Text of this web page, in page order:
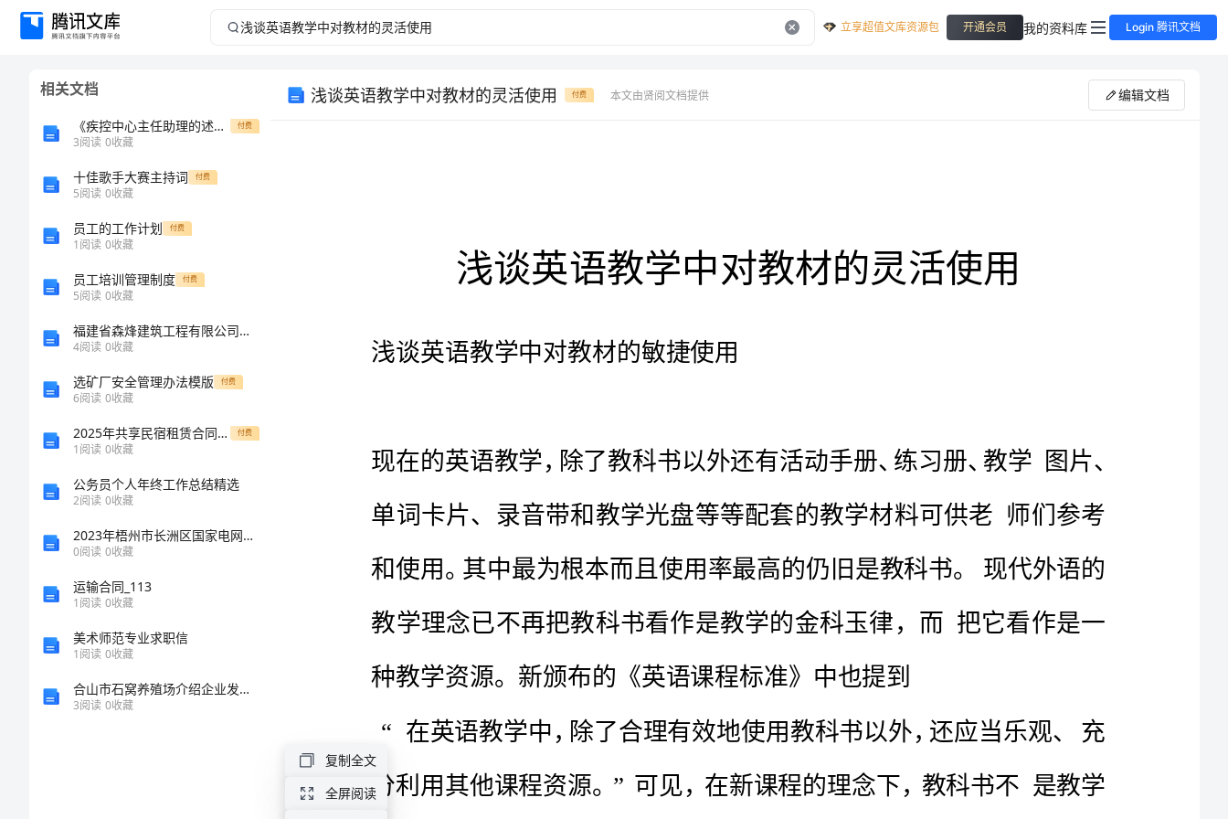
浅
立享超值文库资源包 开通会员 我的资料库 Login 腾讯文档
相关文档
《疾控中心主任助理的述职报告范文》 付费
3阅读 0收藏
十佳歌手大赛主持词 付费
5阅读 0收藏
员工的工作计划 付费
1阅读 0收藏
员工培训管理制度 付费
5阅读 0收藏
福建省森烽建筑工程有限公司介绍企业发展分析报告
4阅读 0收藏
选矿厂安全管理办法模版 付费
6阅读 0收藏
2025年共享民宿租赁合同样本 付费
1阅读 0收藏
公务员个人年终工作总结精选
2阅读 0收藏
2023年梧州市长洲区国家电网招聘之机械动力类考试题库【实用】
0阅读 0收藏
运输合同_113
1阅读 0收藏
美术师范专业求职信
1阅读 0收藏
合山市石窝养殖场介绍企业发展分析报告
3阅读 0收藏
浅谈英语教学中对教材的灵活使用 付费 本文由贤阅文档提供 编辑文档
复制全文
全屏阅读